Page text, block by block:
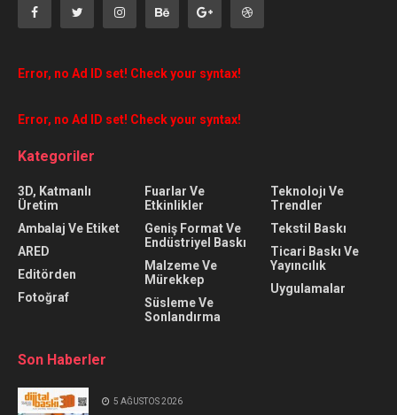
Error, no Ad ID set! Check your syntax!
Error, no Ad ID set! Check your syntax!
Kategoriler
3D, Katmanlı
Üretim
Ambalaj Ve Etiket
ARED
Editörden
Fotoğraf
Fuarlar Ve
Etkinlikler
Geniş Format Ve
Endüstriyel Baskı
Malzeme Ve
Mürekkep
Süsleme Ve
Sonlandırma
Teknolojı Ve
Trendler
Tekstil Baskı
Ticari Baskı Ve
Yayıncılık
Uygulamalar
Son Haberler
5 AĞUSTOS 2026